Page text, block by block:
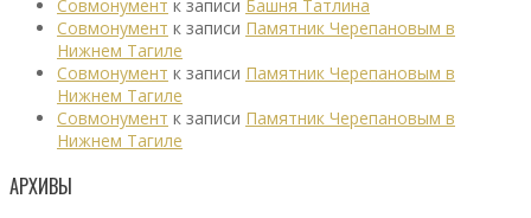
Совмонумент к записи Башня Татлина
Совмонумент к записи Памятник Черепановым в
Нижнем Тагиле
Совмонумент к записи Памятник Черепановым в
Нижнем Тагиле
Совмонумент к записи Памятник Черепановым в
Нижнем Тагиле
АРХИВЫ